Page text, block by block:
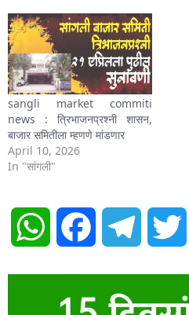
sangli market commiti
news : त्रिभाजनप्रश्नी शासन,
बाजार समितीला म्हणणे मांडणार
April 10, 2026
In "सांगली"
WhatsAppFacebook Telegram